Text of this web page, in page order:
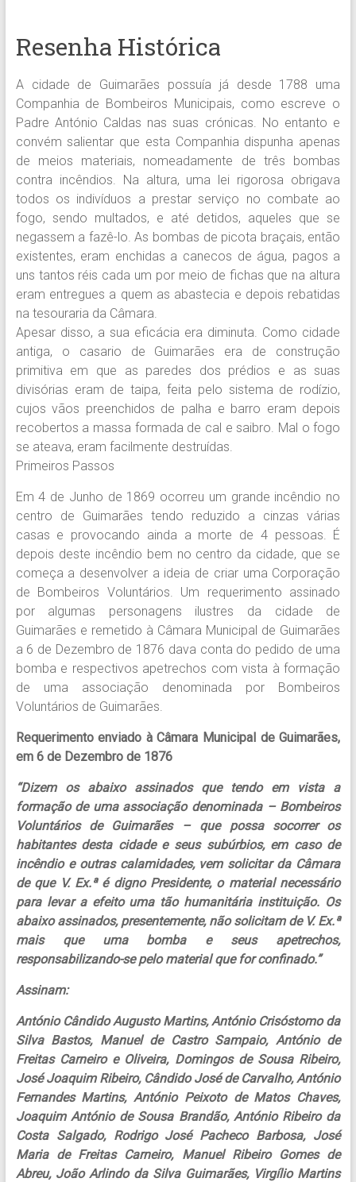
Resenha Histórica
A cidade de Guimarães possuía já desde 1788 uma
Companhia de Bombeiros Municipais, como escreve o
Padre António Caldas nas suas crónicas. No entanto e
convém salientar que esta Companhia dispunha apenas
de meios materiais, nomeadamente de três bombas
contra incêndios. Na altura, uma lei rigorosa obrigava
todos os indivíduos a prestar serviço no combate ao
fogo, sendo multados, e até detidos, aqueles que se
negassem a fazê-lo. As bombas de picota braçais, então
existentes, eram enchidas a canecos de água, pagos a
uns tantos réis cada um por meio de fichas que na altura
eram entregues a quem as abastecia e depois rebatidas
na tesouraria da Câmara.
Apesar disso, a sua eficácia era diminuta. Como cidade
antiga, o casario de Guimarães era de construção
primitiva em que as paredes dos prédios e as suas
divisórias eram de taipa, feita pelo sistema de rodízio,
cujos vãos preenchidos de palha e barro eram depois
recobertos a massa formada de cal e saibro. Mal o fogo
se ateava, eram facilmente destruídas.
Primeiros Passos
Em 4 de Junho de 1869 ocorreu um grande incêndio no
centro de Guimarães tendo reduzido a cinzas várias
casas e provocando ainda a morte de 4 pessoas. É
depois deste incêndio bem no centro da cidade, que se
começa a desenvolver a ideia de criar uma Corporação
de Bombeiros Voluntários. Um requerimento assinado
por algumas personagens ilustres da cidade de
Guimarães e remetido à Câmara Municipal de Guimarães
a 6 de Dezembro de 1876 dava conta do pedido de uma
bomba e respectivos apetrechos com vista à formação
de uma associação denominada por Bombeiros
Voluntários de Guimarães.
Requerimento enviado à Câmara Municipal de Guimarães,
em 6 de Dezembro de 1876
“Dizem os abaixo assinados que tendo em vista a
formação de uma associação denominada – Bombeiros
Voluntários de Guimarães – que possa socorrer os
habitantes desta cidade e seus subúrbios, em caso de
incêndio e outras calamidades, vem solicitar da Câmara
de que V. Ex.ª é digno Presidente, o material necessário
para levar a efeito uma tão humanitária instituição. Os
abaixo assinados, presentemente, não solicitam de V. Ex.ª
mais que uma bomba e seus apetrechos,
responsabilizando-se pelo material que for confinado.”
Assinam:
António Cândido Augusto Martins, António Crisóstomo da
Silva Bastos, Manuel de Castro Sampaio, António de
Freitas Carneiro e Oliveira, Domingos de Sousa Ribeiro,
José Joaquim Ribeiro, Cândido José de Carvalho, António
Fernandes Martins, António Peixoto de Matos Chaves,
Joaquim António de Sousa Brandão, António Ribeiro da
Costa Salgado, Rodrigo José Pacheco Barbosa, José
Maria de Freitas Carneiro, Manuel Ribeiro Gomes de
Abreu, João Arlindo da Silva Guimarães, Virgílio Martins